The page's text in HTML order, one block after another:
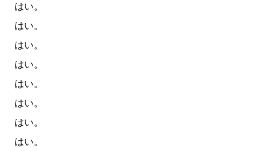
はい。
はい。
はい。
はい。
はい。
はい。
はい。
はい。